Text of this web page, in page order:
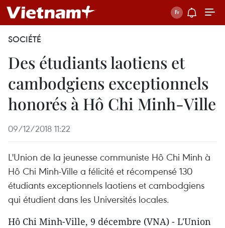
SOCIÉTÉ
Des étudiants laotiens et
cambodgiens exceptionnels
honorés à Hô Chi Minh-Ville
09/12/2018 11:22
L'Union de la jeunesse communiste Hô Chi Minh à
Hô Chi Minh-Ville a félicité et récompensé 130
étudiants exceptionnels laotiens et cambodgiens
qui étudient dans les Universités locales.
Hô Chi Minh-Ville, 9 décembre (VNA) - L'Union